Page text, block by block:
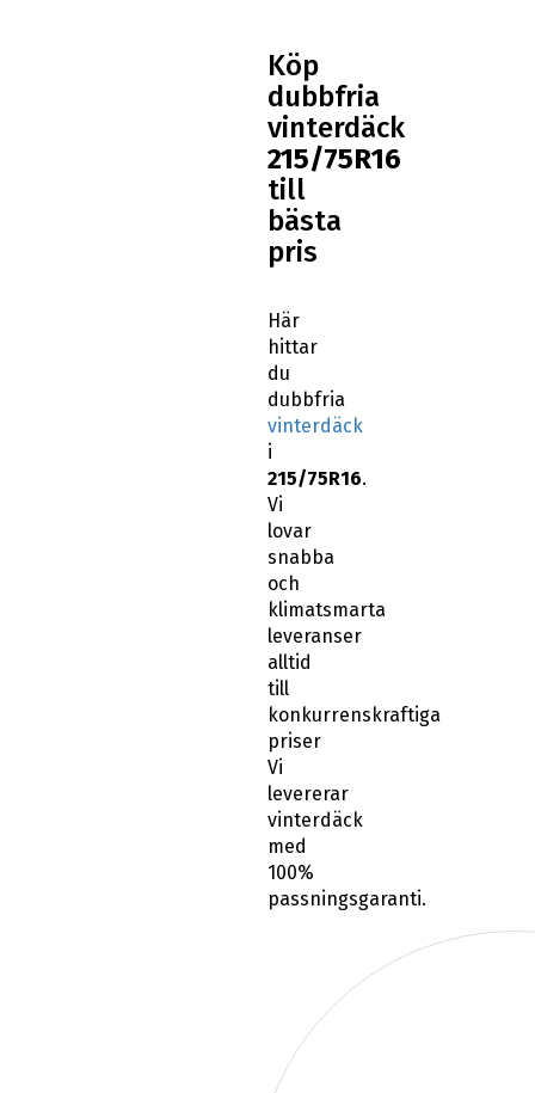
Köp
dubbfria
vinterdäck
215/75R16
till
bästa
pris
Här
hittar
du
dubbfria
vinterdäck
i
215/75R16.
Vi
lovar
snabba
och
klimatsmarta
leveranser
alltid
till
konkurrenskraftiga
priser
Vi
levererar
vinterdäck
med
100%
passningsgaranti.